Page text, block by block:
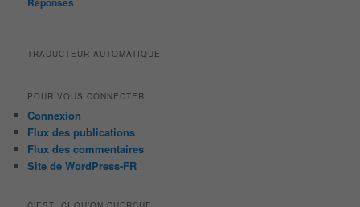
TRADUCTEUR AUTOMATIQUE
POUR VOUS CONNECTER
Connexion
Flux des publications
Flux des commentaires
Site de WordPress-FR